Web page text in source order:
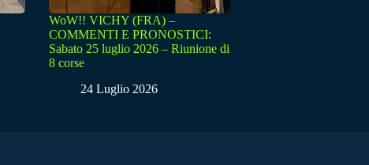
WoW!! VICHY (FRA) –
COMMENTI E PRONOSTICI:
Sabato 25 luglio 2026 – Riunione di
8 corse
24 Luglio 2026